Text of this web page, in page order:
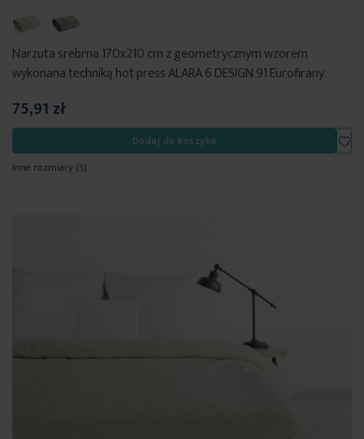
Narzuta srebrna 170x210 cm z geometrycznym wzorem
wykonana techniką hot press ALARA 6 DESIGN 91 Eurofirany
75,91 zł
Dodaj do koszyka
Inne rozmiary(3)